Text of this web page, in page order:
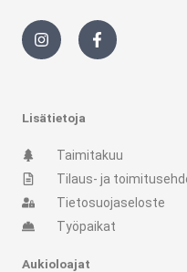
I
n
s
t
r
a
F
a
c
e
f
Lisätietoja
Taimitakuu
Tilaus- ja
Tietosuojaseloste
Työpaikat
Aukioloajat